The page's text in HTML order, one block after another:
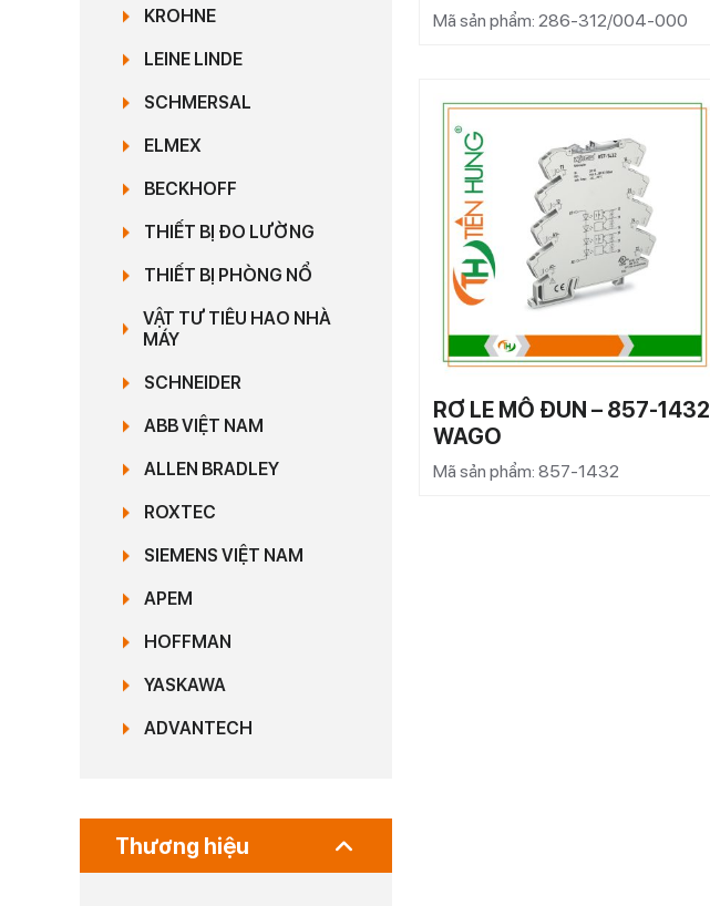
KROHNE
LEINE LINDE
SCHMERSAL
ELMEX
BECKHOFF
THIẾT BỊ ĐO LƯỜNG
THIẾT BỊ PHÒNG NỔ
VẬT TƯ TIÊU HAO NHÀ
MÁY
SCHNEIDER
ABB VIỆT NAM
ALLEN BRADLEY
ROXTEC
SIEMENS VIỆT NAM
APEM
HOFFMAN
YASKAWA
ADVANTECH
Thương hiệu
Mã sản phẩm: 286-312/004-000
RƠ LE MÔ ĐUN – 857-1432
WAGO
Mã sản phẩm: 857-1432